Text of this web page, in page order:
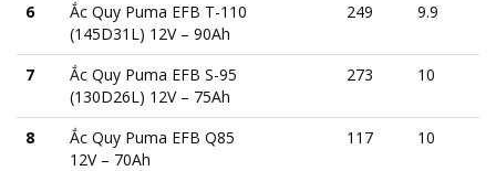
6
Ắc Quy Puma EFB T-110
(145D31L) 12V – 90Ah
249 9.9
7
Ắc Quy Puma EFB S-95
(130D26L) 12V – 75Ah
273 10
8
Ắc Quy Puma EFB Q85
12V – 70Ah
117 10